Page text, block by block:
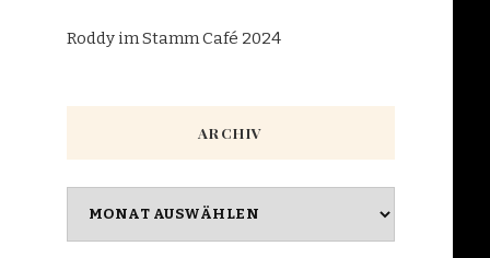
Roddy im Stamm Café 2024
ARCHIV